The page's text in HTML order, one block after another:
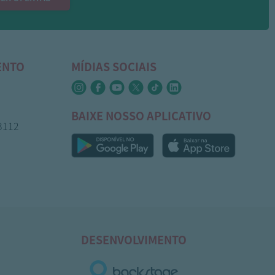
MÍDIAS SOCIAIS
BAIXE NOSSO APLICATIVO
DESENVOLVIMENTO